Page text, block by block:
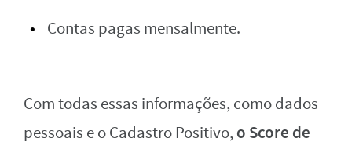
Contas pagas mensalmente.
Com todas essas informações, como dados
pessoais e o Cadastro Positivo, o Score de